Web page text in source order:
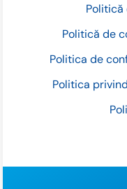
Politică de
Politica de
Politica